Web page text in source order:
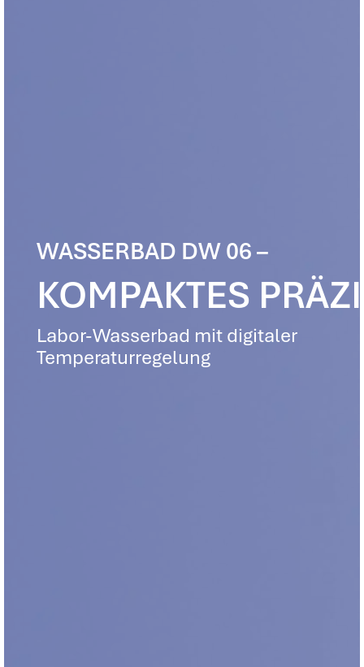
WASSERBAD DW 06 –
KOMPAKTES
Labor-Wasserbad mit digitaler
Temperaturregelung